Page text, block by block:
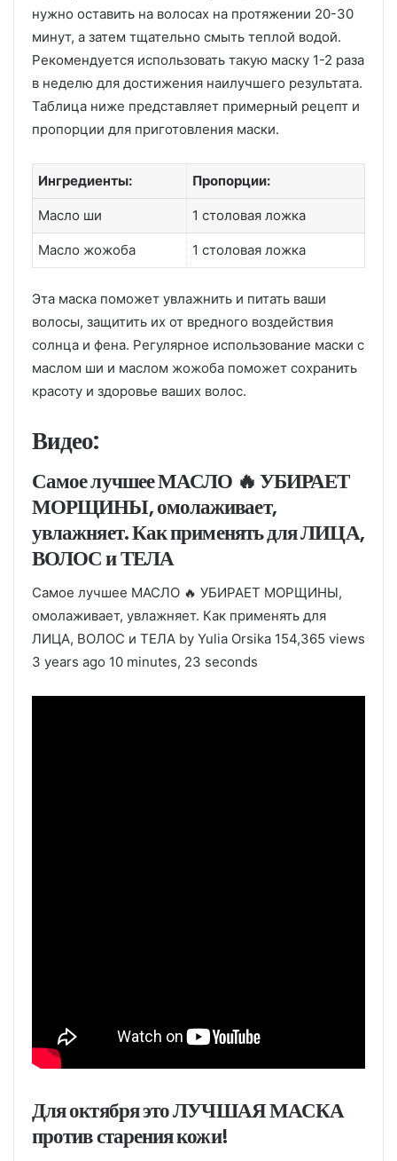
нужно оставить на волосах на протяжении 20-30
минут, а затем тщательно смыть теплой водой.
Рекомендуется использовать такую маску 1-2 раза
в неделю для достижения наилучшего результата.
Таблица ниже представляет примерный рецепт и
пропорции для приготовления маски.
Ингредиенты: Пропорции:
Масло ши 1 столовая ложка
Масло жожоба 1 столовая ложка
Эта маска поможет увлажнить и питать ваши
волосы, защитить их от вредного воздействия
солнца и фена. Регулярное использование маски с
маслом ши и маслом жожоба поможет сохранить
красоту и здоровье ваших волос.
Видео:
Самое лучшее МАСЛО 🔥 УБИРАЕТ
МОРЩИНЫ, омолаживает,
увлажняет. Как применять для ЛИЦА,
ВОЛОС и ТЕЛА
Самое лучшее МАСЛО 🔥 УБИРАЕТ МОРЩИНЫ,
омолаживает, увлажняет. Как применять для
ЛИЦА, ВОЛОС и ТЕЛА by Yulia Orsika 154,365 views
3 years ago 10 minutes, 23 seconds
Для октября это ЛУЧШАЯ МАСКА
против старения кожи!